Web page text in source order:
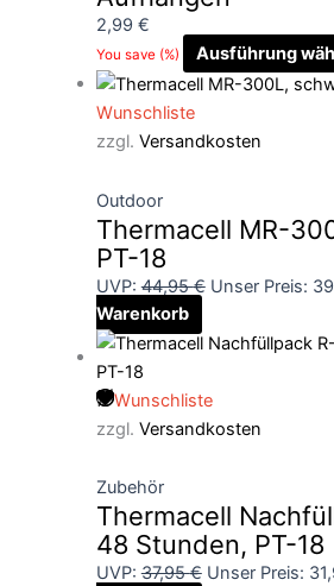
2,99 €
You save (%) Ausführung
Wunschliste
zzgl. Versandkosten
Outdoor
Thermacell MR-
PT-18
UVP: 44,95€ Unser Preis:
Warenkorb
Wunschliste
zzgl. Versandkosten
Zubehör
Thermacell
48 Stunden, PT-18
UVP: 37,95€ Unser Preis: